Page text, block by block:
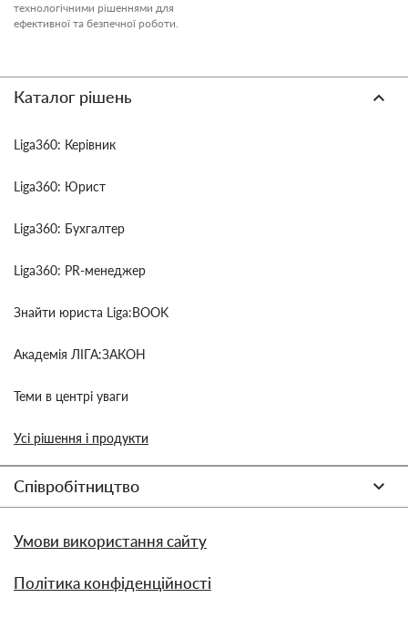
технологічними рішеннями для
ефективної та безпечної роботи.
Каталог рішень
Liga360: Керівник
Liga360: Юрист
Liga360: Бухгалтер
Liga360: PR-менеджер
Знайти юриста Liga:BOOK
Академія ЛІГА:ЗАКОН
Теми в центрі уваги
Усі рішення і продукти
Співробітництво
Умови використання сайту
Політика конфіденційності